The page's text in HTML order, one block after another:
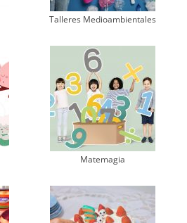
Talleres Medioambientales
Matemagia